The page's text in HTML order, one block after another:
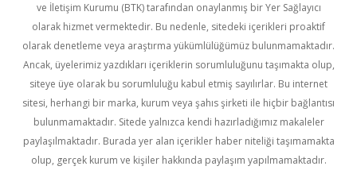
ve İletişim Kurumu (BTK) tarafından onaylanmış bir Yer Sağlayıcı
olarak hizmet vermektedir. Bu nedenle, sitedeki içerikleri proaktif
olarak denetleme veya araştırma yükümlülüğümüz bulunmamaktadır.
Ancak, üyelerimiz yazdıkları içeriklerin sorumluluğunu taşımakta olup,
siteye üye olarak bu sorumluluğu kabul etmiş sayılırlar. Bu internet
sitesi, herhangi bir marka, kurum veya şahıs şirketi ile hiçbir bağlantısı
bulunmamaktadır. Sitede yalnızca kendi hazırladığımız makaleler
paylaşılmaktadır. Burada yer alan içerikler haber niteliği taşımamakta
olup, gerçek kurum ve kişiler hakkında paylaşım yapılmamaktadır.